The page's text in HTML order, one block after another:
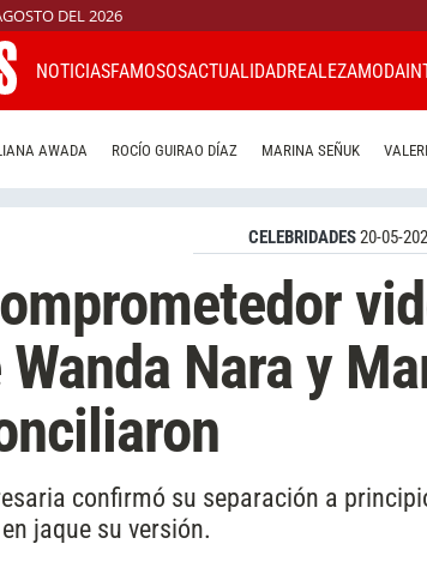
DEL 2026
NOTICIASFAMOSOSACTUALIDADREALEZAMODA
AWADA ROCÍO GUIRAO DÍAZ MARINA SEÑUK
CELEBRIDADES20-05-
Wanda Nara y
confirmó su separación a
jaque su versión.